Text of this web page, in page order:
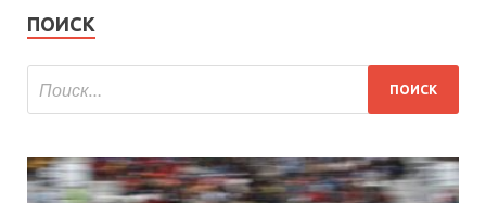
ПОИСК